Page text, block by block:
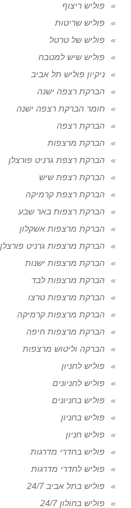
פוליש ריצוף
פוליש שריטות
פוליש של טרטל
פוליש שיש למטבח
ניקיון פוליש תל אביב
הברקת רצפה ישנה
חומר הברקת רצפה ישנה
הברקת רצפה
הברקת מרצפות
הברקת רצפת גרניט פורצלן
הברקת רצפת שיש
הברקת רצפת קרמיקה
הברקת רצפות באר שבע
הברקת מרצפות אשקלון
הברקת מרצפות גרניט פורצלן
הברקת מרצפות ישנות
הברקת מרצפות לבד
הברקת מרצפות טרצו
הברקת מרצפות קרמיקה
הברקת מרצפות חיפה
הברקה וליטוש מרצפות
פוליש לחניון
פוליש לחניונים
פוליש בחניונים
פוליש בחניון
פוליש חניון
פוליש בחדרי מדרגות
פוליש לחדרי מדרגות
פוליש בתל אביב 24/7
פוליש בחולון 24/7